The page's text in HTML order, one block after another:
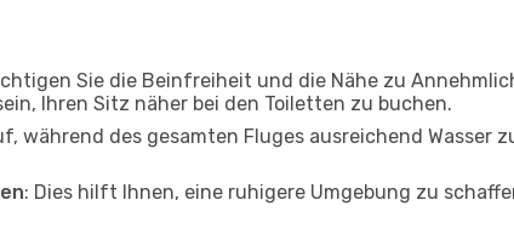
Sie die Beinfreiheit und die Nähe zu
Ihren Sitz näher bei den Toiletten zu buchen.
während des gesamten Fluges ausreichend Wasser
: Dies hilft Ihnen, eine ruhigere Umgebung zu